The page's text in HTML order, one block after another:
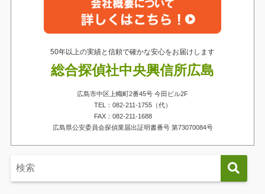
50年以上の実績と信頼で確かな安心をお届けします
総合探偵社中央興信所広島
広島市中区上幟町2番45号 今田ビル2F
TEL：082-211-1755（代）
FAX：082-211-1688
広島県公安委員会探偵業届出証明書番号 第73070084号